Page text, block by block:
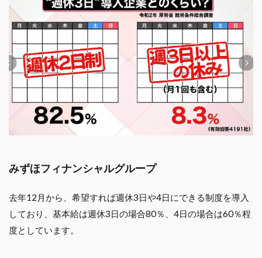
みずほフィナンシャルグループ
去年12月から、希望すれば週休3日や4日にできる制度を導入
しており、基本給は週休3日の場合80％、4日の場合は60％程
度としています。